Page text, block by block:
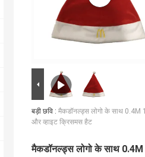
बड़ी छवि : मैकडॉनल्ड्स लोगो के साथ 0.4M
और व्हाइट क्रिसमस हैट
मैकडॉनल्ड्स लोगो के साथ